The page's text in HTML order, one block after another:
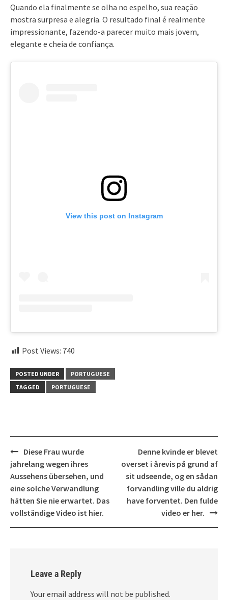
Quando ela finalmente se olha no espelho, sua reação
mostra surpresa e alegria. O resultado final é realmente
impressionante, fazendo-a parecer muito mais jovem,
elegante e cheia de confiança.
View this post on Instagram
Post Views: 740
POSTED UNDER
PORTUGUESE
TAGGED
PORTUGUESE
Post
navigation
Diese Frau wurde
jahrelang wegen ihres
Aussehens übersehen, und
eine solche Verwandlung
hätten Sie nie erwartet. Das
vollständige Video ist hier.
Denne kvinde er blevet
overset i årevis på grund af
sit udseende, og en sådan
forvandling ville du aldrig
have forventet. Den fulde
video er her.
Leave a Reply
Your email address will not be published.